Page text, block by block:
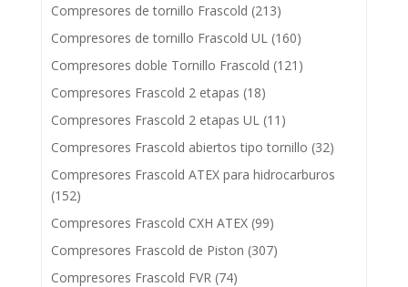
Compresores de tornillo Frascold (213)
Compresores de tornillo Frascold UL (160)
Compresores doble Tornillo Frascold (121)
Compresores Frascold 2 etapas (18)
Compresores Frascold 2 etapas UL (11)
Compresores Frascold abiertos tipo tornillo (32)
Compresores Frascold ATEX para hidrocarburos
(152)
Compresores Frascold CXH ATEX (99)
Compresores Frascold de Piston (307)
Compresores Frascold FVR (74)